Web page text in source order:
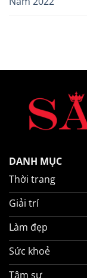
DANH MỤC
Thời trang
Giải trí
Làm đẹp
Sức khoẻ
Tâm sự